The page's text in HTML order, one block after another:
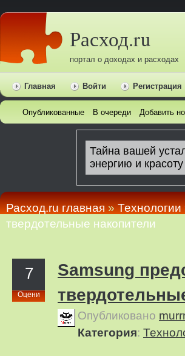
Расход.ru
портал о доходах и расходах
Главная Войти Регистрация
Опубликованные В очереди Добавить
Расход.ru главная»Технологии
твердотельные накопители
7
Оцени
Samsung
Опубликовано
Категория: